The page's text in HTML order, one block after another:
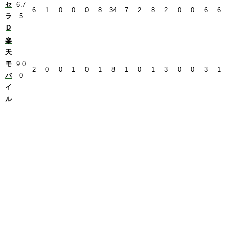
セ
ラ
D
6.7
5
6 1 0 0 0 8 34 7 2 8 2 0 0 6 6
楽
天
モ
バ
イ
ル
9.0
0
2 0 0 1 0 1 8 1 0 1 3 0 0 3 1